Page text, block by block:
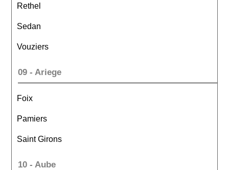
Rethel
Sedan
Vouziers
09 - Ariege
Foix
Pamiers
Saint Girons
10 - Aube